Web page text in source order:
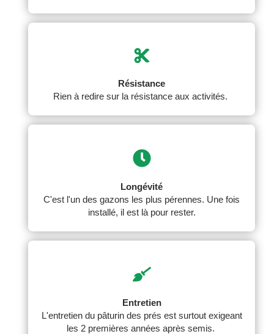
Résistance
Rien à redire sur la résistance aux activités.
Longévité
C'est l'un des gazons les plus pérennes. Une fois
installé, il est là pour rester.
Entretien
L'entretien du pâturin des prés est surtout exigeant
les 2 premières années après semis.